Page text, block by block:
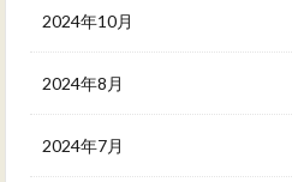
2024年10月
2024年8月
2024年7月